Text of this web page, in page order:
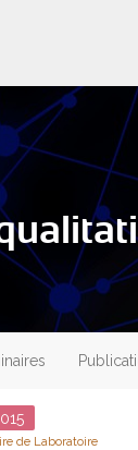
de Laboratoire